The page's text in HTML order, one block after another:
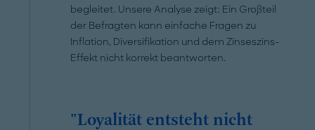
begleitet. Unsere Analyse zeigt: Ein Großteil
der Befragten kann einfache Fragen zu
Inflation, Diversifikation und dem Zinseszins-
Effekt nicht korrekt beantworten.
"Loyalität entsteht nicht